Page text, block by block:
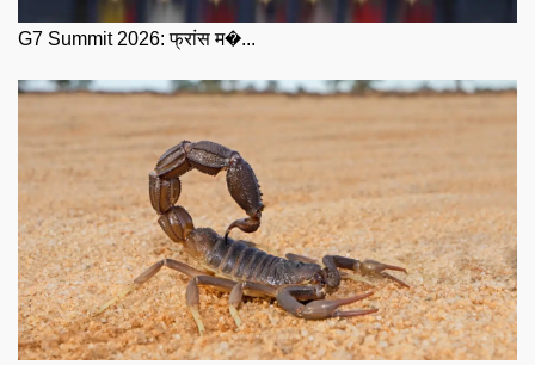
G7 Summit 2026: फ्रांस म�...